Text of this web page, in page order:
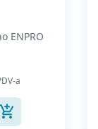
ENPRO
I
a